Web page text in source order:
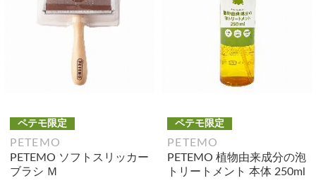
ペテモ限定
PETEMO
PETEMO ソフトスリッカー
ブラシ Ｍ
ペテモ限定
PETEMO
PETEMO 植物由来成分の泡
トリートメント 本体 250ml